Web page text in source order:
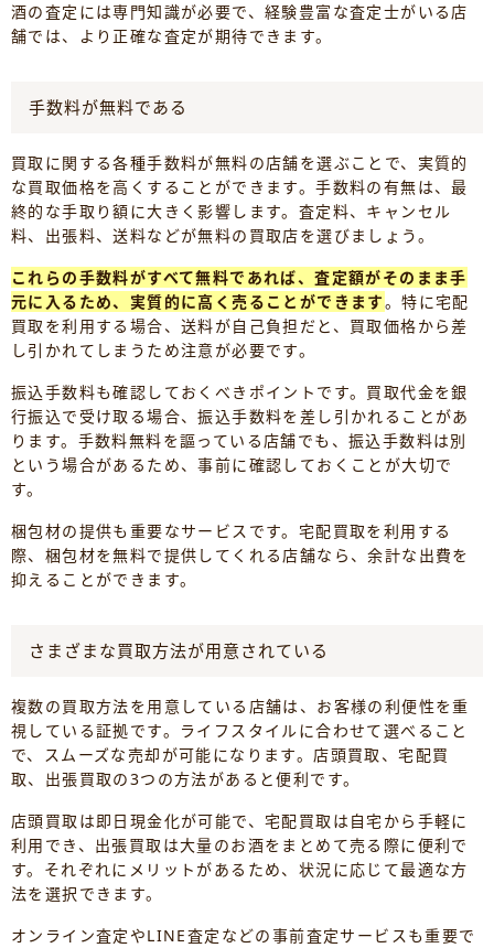
酒の査定には専門知識が必要で、経験豊富な査定士がいる店
舗では、より正確な査定が期待できます。
手数料が無料である
買取に関する各種手数料が無料の店舗を選ぶことで、実質的
な買取価格を高くすることができます。手数料の有無は、最
終的な手取り額に大きく影響します。査定料、キャンセル
料、出張料、送料などが無料の買取店を選びましょう。
これらの手数料がすべて無料であれば、査定額がそのまま手
元に入るため、実質的に高く売ることができます。特に宅配
買取を利用する場合、送料が自己負担だと、買取価格から差
し引かれてしまうため注意が必要です。
振込手数料も確認しておくべきポイントです。買取代金を銀
行振込で受け取る場合、振込手数料を差し引かれることがあ
ります。手数料無料を謳っている店舗でも、振込手数料は別
という場合があるため、事前に確認しておくことが大切で
す。
梱包材の提供も重要なサービスです。宅配買取を利用する
際、梱包材を無料で提供してくれる店舗なら、余計な出費を
抑えることができます。
さまざまな買取方法が用意されている
複数の買取方法を用意している店舗は、お客様の利便性を重
視している証拠です。ライフスタイルに合わせて選べること
で、スムーズな売却が可能になります。店頭買取、宅配買
取、出張買取の3つの方法があると便利です。
店頭買取は即日現金化が可能で、宅配買取は自宅から手軽に
利用でき、出張買取は大量のお酒をまとめて売る際に便利で
す。それぞれにメリットがあるため、状況に応じて最適な方
法を選択できます。
オンライン査定やLINE査定などの事前査定サービスも重要で